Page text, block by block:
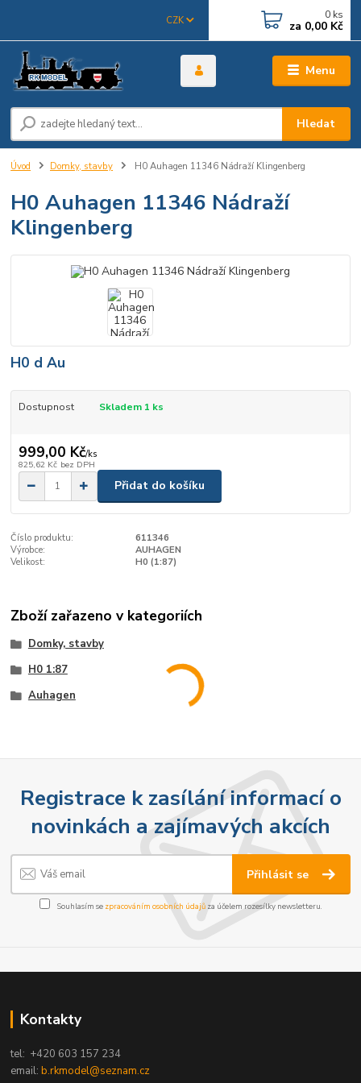
Menu
CZK
Hledat
0 ks
za 0,00 Kč
Úvod Domky, stavby H0 Auhagen 11346 Nádraží Klingenberg
H0 Auhagen 11346 Nádraží
Klingenberg
H0 d Au
Dostupnost Skladem 1 ks
999,00 Kč/ks
825,62 Kč bez DPH
Přidat do košíku
Číslo produktu:
611346
Výrobce:
AUHAGEN
Velikost:
H0 (1:87)
Zboží zařazeno v kategoriích
Domky, stavby
H0 1:87
Auhagen
Registrace k zasílání informací o
novinkách a zajímavých akcích
Přihlásit se
Souhlasím se zpracováním osobních údajůza účelem rozesílky newsletteru.
Kontakty
tel: +420 603 157 234
email:b.rkmodel@seznam.cz